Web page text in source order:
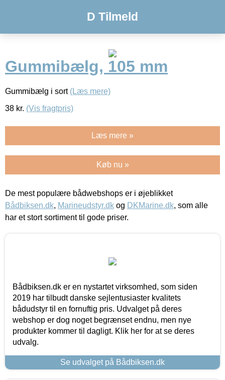
D Tilmeld
Gummibælg, 105 mm
Gummibælg i sort (Læs mere)
38 kr. (Vis fragtpris)
Læs mere »
Køb nu »
De mest populære bådwebshops er i øjeblikket
Bådbiksen.dk, Marineudstyr.dk og DKMarine.dk, som alle
har et stort sortiment til gode priser.
Bådbiksen.dk er en nystartet virksomhed, som siden
2019 har tilbudt danske sejlentusiaster kvalitets
bådudstyr til en fornuftig pris. Udvalget på deres
webshop er dog noget begrænset endnu, men nye
produkter kommer til dagligt. Klik her for at se deres
udvalg.
Se udvalget på Bådbiksen.dk